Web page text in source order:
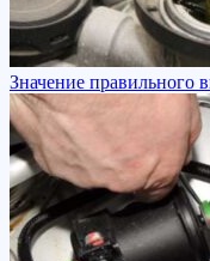
Значение правильного